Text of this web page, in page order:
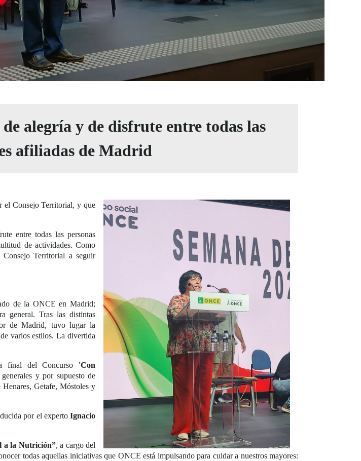
alegría y de disfrute entre todas las
afiliadas de Madrid
el Consejo Territorial, y que
entre todas las personas
de actividades. Como
Territorial a seguir
de la ONCE en Madrid;
general. Tras las distintas
de Madrid, tuvo lugar la
varios estilos. La divertida
final del Concurso 'Con
y por supuesto de
Getafe, Móstoles y
por el experto Ignacio
a la Nutrición”, a cargo del
todas aquellas iniciativas que ONCE está impulsando para cuidar a nuestros mayores: